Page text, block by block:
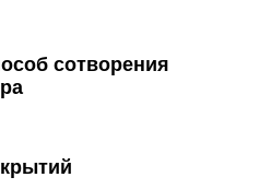
сотворения